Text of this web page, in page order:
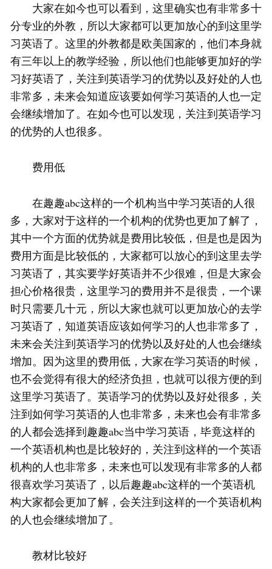
大家在如今也可以看到，这里确实也有非常多十
分专业的外教，所以大家都可以更加放心的到这里学
习英语了。这里的外教都是欧美国家的，他们本身就
有三年以上的教学经验，所以他们也能够更加好的学
习好英语了，关注到英语学习的优势以及好处的人也
非常多，未来会知道应该要如何学习英语的人也一定
会继续增加了。在如今也可以发现，关注到英语学习
的优势的人也很多。
费用低
在趣趣abc这样的一个机构当中学习英语的人很
多，大家对于这样的一个机构的优势也更加了解了，
其中一个方面的优势就是费用比较低，但是也是因为
费用方面是比较低的，大家都可以放心的到这里去学
习英语了，其实要学好英语并不少很难，但是大家会
担心价格很贵，这里学习的费用并不是很贵，一个课
时只需要几十元，所以大家也就可以更加放心的去学
习英语了，知道英语应该如何学习的人也非常多了，
未来会关注到英语学习的优势以及好处的人也会继续
增加。因为这里的费用低，大家在学习英语的时候，
也不会觉得有很大的经济负担，也就可以很方便的到
这里学习英语了。英语学习的优势以及好处很多，关
注到如何学习英语的人也非常多，未来也会有非常多
的人都会选择到趣趣abc当中学习英语，毕竟这样的
一个英语机构也是比较好的，关注到这样的一个英语
机构的人也非常多，未来也可以发现有非常多的人都
很喜欢学习英语了，以后趣趣abc这样的一个英语机
构大家都会更加了解，会关注到这样的一个英语机构
的人也会继续增加了。
教材比较好